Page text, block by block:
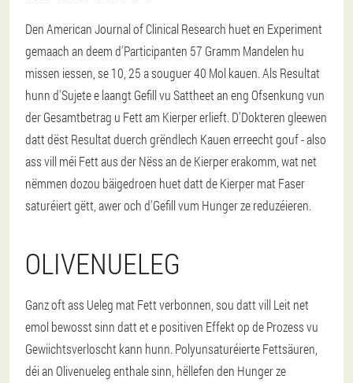
Den American Journal of Clinical Research huet en Experiment
gemaach an deem d'Participanten 57 Gramm Mandelen hu
missen iessen, se 10, 25 a souguer 40 Mol kauen. Als Resultat
hunn d'Sujete e laangt Gefill vu Sattheet an eng Ofsenkung vun
der Gesamtbetrag u Fett am Kierper erlieft. D'Dokteren gleewen
datt dëst Resultat duerch grëndlech Kauen erreecht gouf - also
ass vill méi Fett aus der Nëss an de Kierper erakomm, wat net
nëmmen dozou bäigedroen huet datt de Kierper mat Faser
saturéiert gëtt, awer och d'Gefill vum Hunger ze reduzéieren.
OLIVENUELEG
Ganz oft ass Ueleg mat Fett verbonnen, sou datt vill Leit net
emol bewosst sinn datt et e positiven Effekt op de Prozess vu
Gewiichtsverloscht kann hunn. Polyunsaturéierte Fettsäuren,
déi an Olivenueleg enthale sinn, hëllefen den Hunger ze